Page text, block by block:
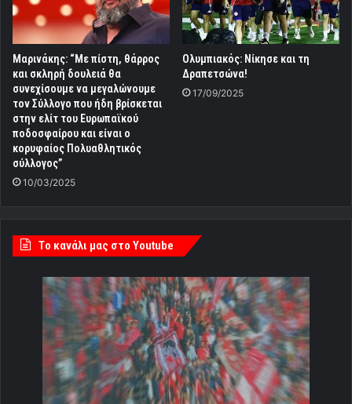
Μαρινάκης: “Με πίστη, θάρρος
και σκληρή δουλειά θα
συνεχίσουμε να μεγαλώνουμε
τον Σύλλογο που ήδη βρίσκεται
στην ελίτ του Ευρωπαϊκού
ποδοσφαίρου και είναι ο
κορυφαίος Πολυαθλητικός
σύλλογος”
10/03/2025
Ολυμπιακός: Νίκησε και τη
Δραπετσώνα!
17/09/2025
Tο κανάλι μας στο Youtube